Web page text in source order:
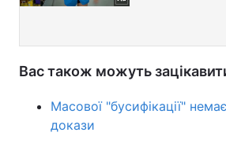
Вас також можуть
Масової "бусифікації"
докази